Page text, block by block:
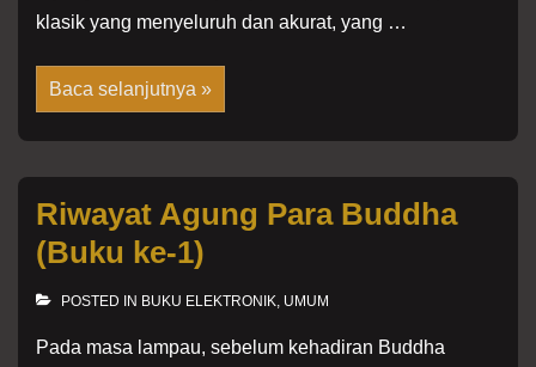
klasik yang menyeluruh dan akurat, yang …
Riwayat
Agung
Para
Buddha
ke-
Baca selanjutnya »
Riwayat Agung Para Buddha
(Buku ke-1)
POSTED IN BUKU ELEKTRONIK, UMUM
Pada masa lampau, sebelum kehadiran Buddha